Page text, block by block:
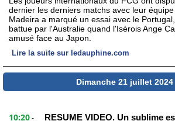
dernier les derniers matchs avec leur
Madeira a marqué un essai avec le
battue par l'Australie quand l'Isérois Ange
amusé face au Japon.
Lire la suite sur ledauphine.com
Dimanche 21 juillet 2024
10:20 -
RESUME VIDEO. Un sublime